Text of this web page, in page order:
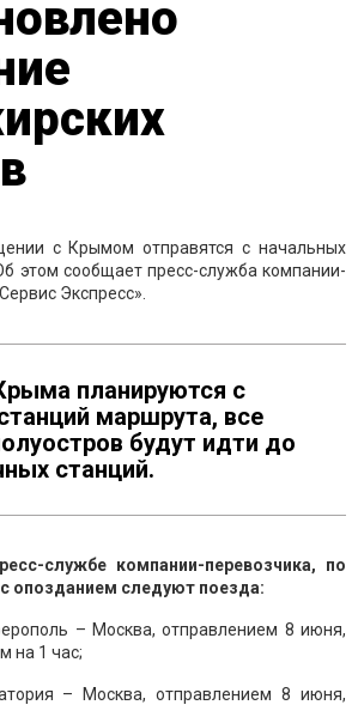
с Крымом отправятся с начальных
этом сообщает пресс-служба компании-
Экспресс».
планируются с
маршрута, все
будут идти до
станций.
службе компании-перевозчика, по
опозданием следуют поезда:
– Москва, отправлением 8 июня,
на 1 час;
– Москва, отправлением 8 июня,